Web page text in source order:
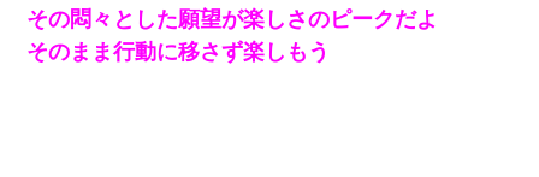
旦那が長男のDNA鑑定をしたら血縁関係0%だった。旦那「やっぱ
りウワキしてたんだな…」長男「俺は誰の子供なの？」長女・次
その悶々とした願望が楽しさのピークだよ
そのまま行動に移さず楽しもう